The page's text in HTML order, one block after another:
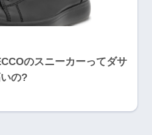
のスニーカーってダサ
の?